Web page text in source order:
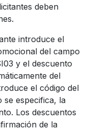
deben
introduce el
del campo
y el descuento
del
el código del
especifica, la
Los descuentos
de la